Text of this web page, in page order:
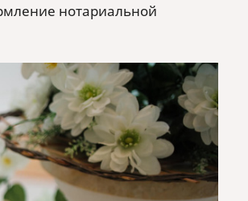
нотариальной